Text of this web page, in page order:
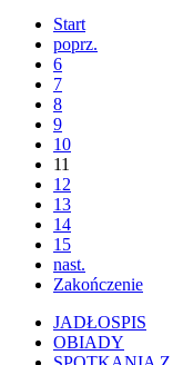
Start
poprz.
6
7
8
9
10
11
12
13
14
15
nast.
Zakończenie
JADŁOSPIS
OBIADY